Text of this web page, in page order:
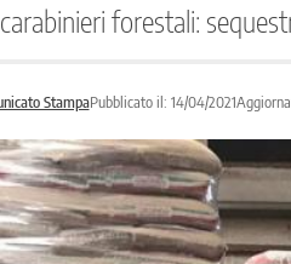
forestali:
StampaPubblicato il: 14/04/2021